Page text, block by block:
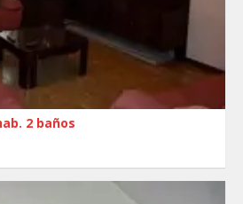
2 baños